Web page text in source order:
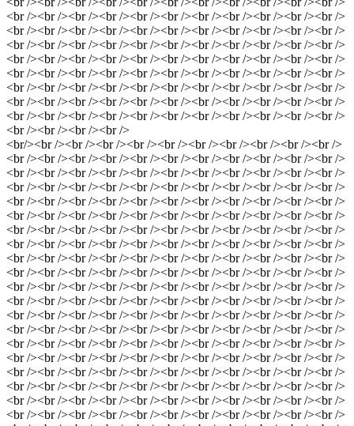
<br /><br /><br /><br /><br /><br /><br /><br /><br /><br /><br />
<br /><br /><br /><br /><br /><br /><br /><br /><br /><br /><br />
<br /><br /><br /><br /><br /><br /><br /><br /><br /><br /><br />
<br /><br /><br /><br /><br /><br /><br /><br /><br /><br /><br />
<br /><br /><br /><br /><br /><br /><br /><br /><br /><br /><br />
<br /><br /><br /><br /><br /><br /><br /><br /><br /><br /><br />
<br /><br /><br /><br /><br /><br /><br /><br /><br /><br /><br />
<br /><br /><br /><br /><br /><br /><br /><br /><br /><br /><br />
<br /><br /><br /><br />
<br/><br /><br /><br /><br /><br /><br /><br /><br /><br /><br />
<br /><br /><br /><br /><br /><br /><br /><br /><br /><br /><br />
<br /><br /><br /><br /><br /><br /><br /><br /><br /><br /><br />
<br /><br /><br /><br /><br /><br /><br /><br /><br /><br /><br />
<br /><br /><br /><br /><br /><br /><br /><br /><br /><br /><br />
<br /><br /><br /><br /><br /><br /><br /><br /><br /><br /><br />
<br /><br /><br /><br /><br /><br /><br /><br /><br /><br /><br />
<br /><br /><br /><br /><br /><br /><br /><br /><br /><br /><br />
<br /><br /><br /><br /><br /><br /><br /><br /><br /><br /><br />
<br /><br /><br /><br /><br /><br /><br /><br /><br /><br /><br />
<br /><br /><br /><br /><br /><br /><br /><br /><br /><br /><br />
<br /><br /><br /><br /><br /><br /><br /><br /><br /><br /><br />
<br /><br /><br /><br /><br /><br /><br /><br /><br /><br /><br />
<br /><br /><br /><br /><br /><br /><br /><br /><br /><br /><br />
<br /><br /><br /><br /><br /><br /><br /><br /><br /><br /><br />
<br /><br /><br /><br /><br /><br /><br /><br /><br /><br /><br />
<br /><br /><br /><br /><br /><br /><br /><br /><br /><br /><br />
<br /><br /><br /><br /><br /><br /><br /><br /><br /><br /><br />
<br /><br /><br /><br /><br /><br /><br /><br /><br /><br /><br />
<br /><br /><br /><br /><br /><br /><br /><br /><br /><br /><br />